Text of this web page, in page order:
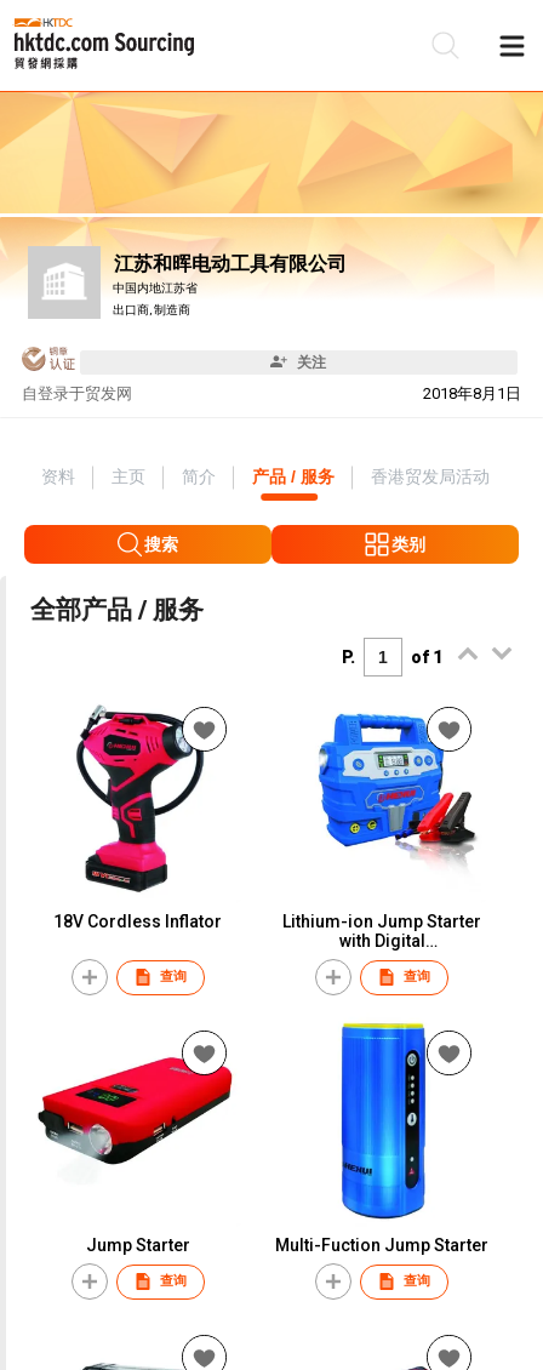
江苏和晖电动工具有限公司
中国内地江苏省
出口商, 制造商
关注
自 2018年8月1日
登录于贸发网
资料 主页 简介 产品 / 服务 香港贸发局活动
搜索 类别
全部产品 / 服务
P. of 1
18V Cordless Inflator
查询
Lithium-ion Jump Starter
with Digital
Inflator/Deflator 600A
查询
Jump Starter
查询
Multi-Fuction Jump Starter
查询